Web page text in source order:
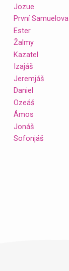
Jozue
První Samuelova
Ester
Žalmy
Kazatel
Izajáš
Jeremjáš
Daniel
Ozeáš
Ámos
Jonáš
Sofonjáš